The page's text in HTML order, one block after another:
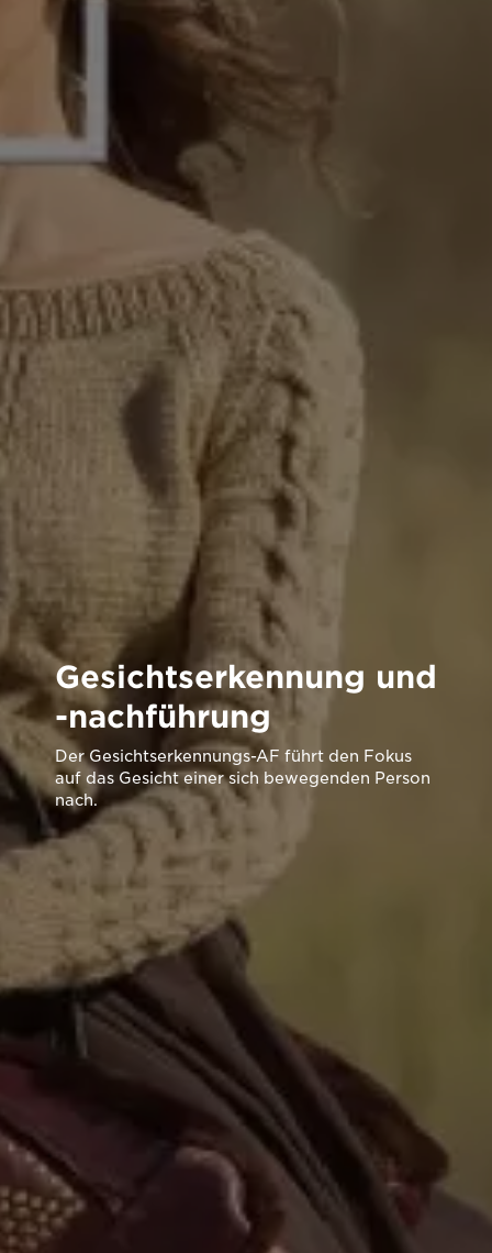
Gesichtserkennung und
-nachführung
Der Gesichtserkennungs-AF führt den Fokus
auf das Gesicht einer sich bewegenden Person
nach.